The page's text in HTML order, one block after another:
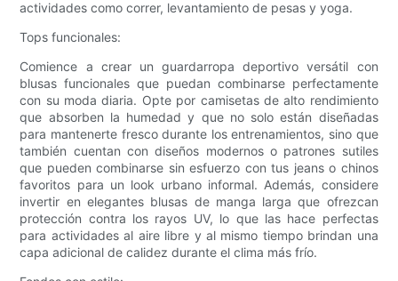
actividades como correr, levantamiento de pesas y yoga.
Tops funcionales:
Comience a crear un guardarropa deportivo versátil con
blusas funcionales que puedan combinarse perfectamente
con su moda diaria. Opte por camisetas de alto rendimiento
que absorben la humedad y que no solo están diseñadas
para mantenerte fresco durante los entrenamientos, sino que
también cuentan con diseños modernos o patrones sutiles
que pueden combinarse sin esfuerzo con tus jeans o chinos
favoritos para un look urbano informal. Además, considere
invertir en elegantes blusas de manga larga que ofrezcan
protección contra los rayos UV, lo que las hace perfectas
para actividades al aire libre y al mismo tiempo brindan una
capa adicional de calidez durante el clima más frío.